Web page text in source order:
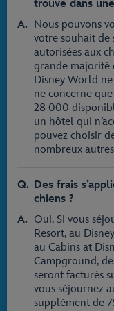
trouve dans
Nous pouvons
votre souhait de
autorisées aux
grande majorité
Disney World
ne concerne
28 000
un hôtel qui
pouvez choisir
nombreux
Des frais
chiens ?
Oui. Si vous
Resort, au
au Cabins at
Campground,
seront facturés
vous séjournez
supplément de